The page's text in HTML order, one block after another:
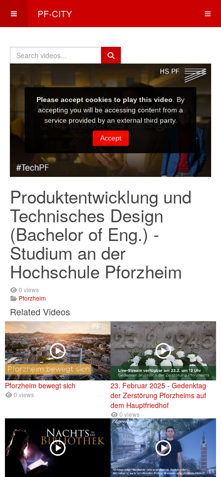
PF-CITY
Produktentwicklung und
Technisches Design
(Bachelor of Eng.) -
Studium an der
Hochschule Pforzheim
0 views
Pforzheim
Related Videos
Pforzheim bewegt sich
0 views
23. Februar 2025 - Gedenktag
der Zerstörung Pforzheims auf
dem Hauptfriedhof
0 views